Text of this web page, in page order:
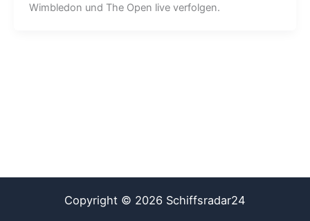
Wimbledon und The Open live verfolgen.
Copyright © 2026 Schiffsradar24